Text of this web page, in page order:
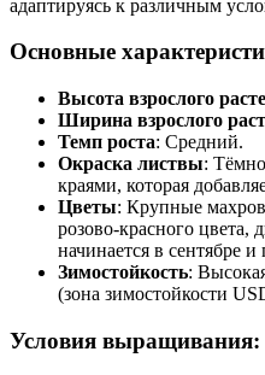
адаптируясь к различным
Основные
Высота взрослого
Ширина взрослого
Темп роста: Средний.
Окраска листвы:
краями, которая
Цветы: Крупные
розово-красного цвета,
начинается в сентябре
Зимостойкость:
(зона зимостойкости
Условия выращивания: